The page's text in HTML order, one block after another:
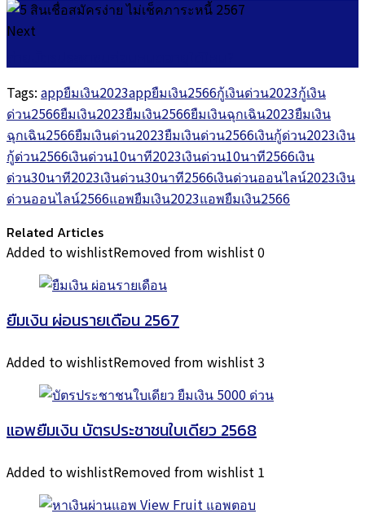
Next
Tags: appยืมเงิน2023appยืมเงิน2566กู้เงินด่วน2023กู้เงิน
ด่วน2566ยืมเงิน2023ยืมเงิน2566ยืมเงินฉุกเฉิน2023ยืมเงิน
ฉุกเฉิน2566ยืมเงินด่วน2023ยืมเงินด่วน2566เงินกู้ด่วน2023เงิน
กู้ด่วน2566เงินด่วน10นาที2023เงินด่วน10นาที2566เงิน
ด่วน30นาที2023เงินด่วน30นาที2566เงินด่วนออนไลน์2023เงิน
ด่วนออนไลน์2566แอพยืมเงิน2023แอพยืมเงิน2566
Related Articles
Added to wishlistRemoved from wishlist0
ยืมเงิน ผ่อนรายเดือน 2567
Added to wishlistRemoved from wishlist3
แอพยืมเงิน บัตรประชาชนใบเดียว 2568
Added to wishlistRemoved from wishlist 1